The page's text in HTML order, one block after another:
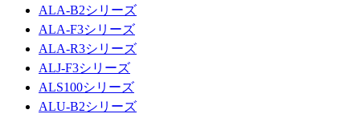
ALA-B2シリーズ
ALA-F3シリーズ
ALA-R3シリーズ
ALJ-F3シリーズ
ALS100シリーズ
ALU-B2シリーズ